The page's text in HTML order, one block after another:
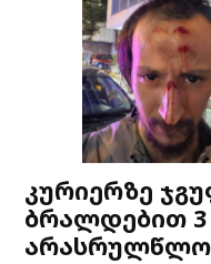
კურიერზე
ბრალდებით 3